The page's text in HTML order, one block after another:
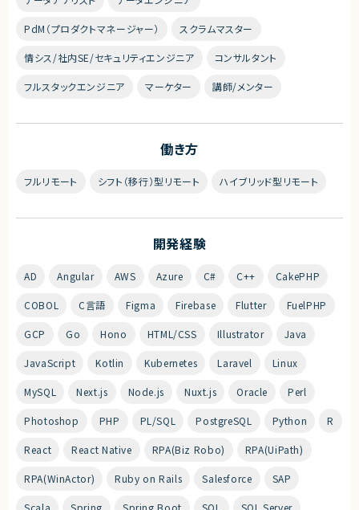
PdM（プロダクトマネージャー） スクラムマスター
情シス/社内SE/セキュリティエンジニア コンサルタント
フルスタックエンジニア マーケター 講師/メンター
働き方
フルリモート シフト（移行）型リモート ハイブリッド型リモート
開発経験
AD Angular AWS Azure C# C++ CakePHP
COBOL C言語 Figma Firebase Flutter FuelPHP
GCP Go Hono HTML/CSS Illustrator Java
JavaScript Kotlin Kubernetes Laravel Linux
MySQL Next.js Node.js Nuxt.js Oracle Perl
Photoshop PHP PL/SQL PostgreSQL Python R
React React Native RPA(Biz Robo) RPA(UiPath)
RPA(WinActor) Ruby on Rails Salesforce SAP
Scala Spring Spring Boot SQL SQL Server